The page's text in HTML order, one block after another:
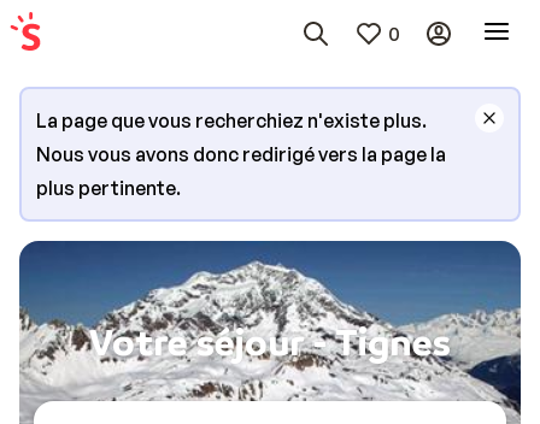
0
La page que vous recherchiez n'existe plus.
Nous vous avons donc redirigé vers la page la
plus pertinente.
Votre séjour - Tignes